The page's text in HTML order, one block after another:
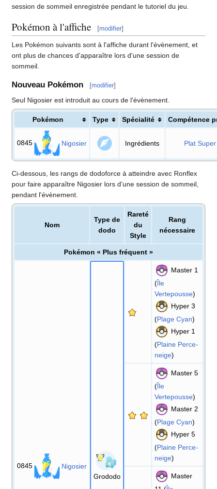
session de sommeil enregistrée pendant le tutoriel du jeu.
Pokémon à l'affiche [modifier]
Les Pokémon suivants sont à l'affiche durant l'évènement, et
ont plus de chances d'apparaître lors d'une session de
sommeil.
Nouveau Pokémon [modifier]
Seul Nigosier est introduit au cours de l'évènement.
Pokémon Type Spécialité Compétence
0845 Nigosier Ingrédients Plat
Ci-dessous, les rangs de dodoforce à atteindre avec Ronflex
pour faire apparaître Nigosier lors d'une session de sommeil,
pendant l'évènement.
Nom
Type de
dodo
Rareté
du
Style
Rang
nécessaire
Pokémon « Plus fréquent »
0845
Nigosier
Grododo
Master 1
(Île
Vertepousse)
Hyper 3
(Plage Cyan)
Hyper 1
(Plaine Perce-
neige)
Master 5
(Île
Vertepousse)
Master 2
(Plage Cyan)
Hyper 5
(Plaine Perce-
neige)
Master